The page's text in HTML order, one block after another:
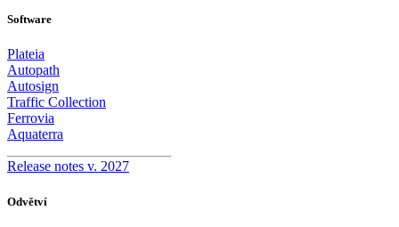
Software
Plateia
Autopath
Autosign
Traffic Collection
Ferrovia
Aquaterra
Release notes v. 2027
Odvětví